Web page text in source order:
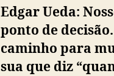
Edgar Ueda:
ponto de
caminho para
sua que diz